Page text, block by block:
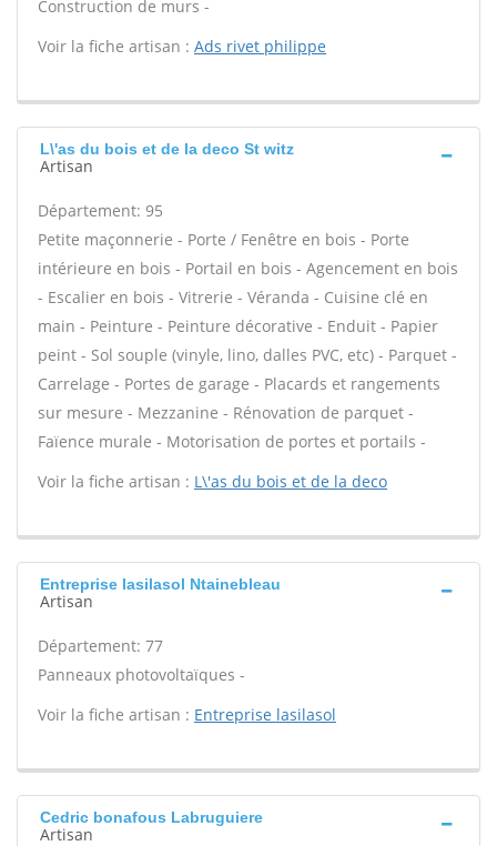
Construction de murs -
Voir la fiche artisan : Ads rivet philippe
L\'as du bois et de la deco St witz
Artisan
Département: 95
Petite maçonnerie - Porte / Fenêtre en bois - Porte
intérieure en bois - Portail en bois - Agencement en bois
- Escalier en bois - Vitrerie - Véranda - Cuisine clé en
main - Peinture - Peinture décorative - Enduit - Papier
peint - Sol souple (vinyle, lino, dalles PVC, etc) - Parquet -
Carrelage - Portes de garage - Placards et rangements
sur mesure - Mezzanine - Rénovation de parquet -
Faïence murale - Motorisation de portes et portails -
Voir la fiche artisan : L\'as du bois et de la deco
Entreprise lasilasol Ntainebleau
Artisan
Département: 77
Panneaux photovoltaïques -
Voir la fiche artisan : Entreprise lasilasol
Cedric bonafous Labruguiere
Artisan